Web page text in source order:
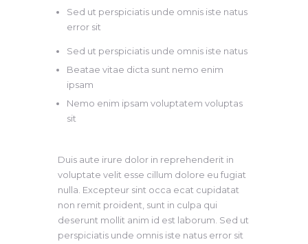
Sed ut perspiciatis unde omnis iste natus
error sit
Sed ut perspiciatis unde omnis iste natus
Beatae vitae dicta sunt nemo enim
ipsam
Nemo enim ipsam voluptatem voluptas
sit
Duis aute irure dolor in reprehenderit in
voluptate velit esse cillum dolore eu fugiat
nulla. Excepteur sint occa ecat cupidatat
non remit proident, sunt in culpa qui
deserunt mollit anim id est laborum. Sed ut
perspiciatis unde omnis iste natus error sit